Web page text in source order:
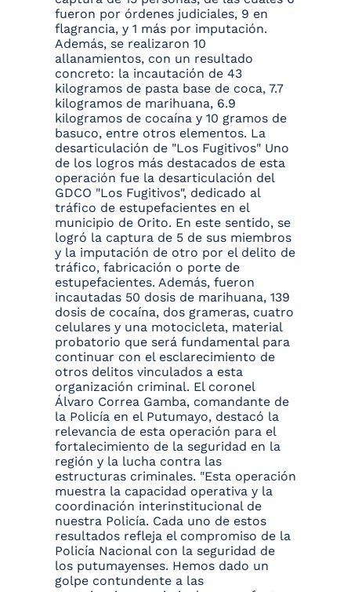
fueron por órdenes judiciales, 9 en
flagrancia, y 1 más por imputación.
Además, se realizaron 10
allanamientos, con un resultado
concreto: la incautación de 43
kilogramos de pasta base de coca, 7.7
kilogramos de marihuana, 6.9
kilogramos de cocaína y 10 gramos de
basuco, entre otros elementos. La
desarticulación de "Los Fugitivos" Uno
de los logros más destacados de esta
operación fue la desarticulación del
GDCO "Los Fugitivos", dedicado al
tráfico de estupefacientes en el
municipio de Orito. En este sentido, se
logró la captura de 5 de sus miembros
y la imputación de otro por el delito de
tráfico, fabricación o porte de
estupefacientes. Además, fueron
incautadas 50 dosis de marihuana, 139
dosis de cocaína, dos grameras, cuatro
celulares y una motocicleta, material
probatorio que será fundamental para
continuar con el esclarecimiento de
otros delitos vinculados a esta
organización criminal. El coronel
Álvaro Correa Gamba, comandante de
la Policía en el Putumayo, destacó la
relevancia de esta operación para el
fortalecimiento de la seguridad en la
región y la lucha contra las
estructuras criminales. "Esta operación
muestra la capacidad operativa y la
coordinación interinstitucional de
nuestra Policía. Cada uno de estos
resultados refleja el compromiso de la
Policía Nacional con la seguridad de
los putumayenses. Hemos dado un
golpe contundente a las